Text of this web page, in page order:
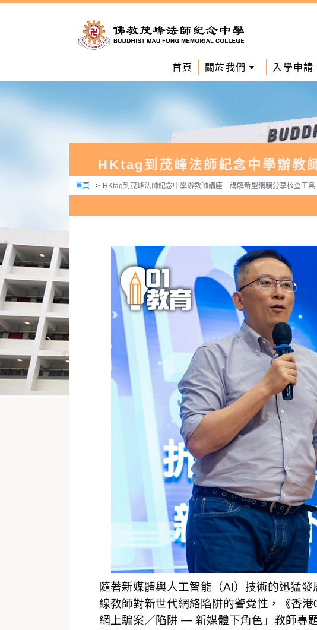
首頁 關於我們 入學申請
HKtag到茂峰法師紀念中學辦教
首頁 HKtag到茂峰法師紀念中學辦教師講座 講解新型網騙分享核查工具
隨著新媒體與人工智能（AI）技術的迅猛
線教師對新世代網絡陷阱的警覺性，《香
網上騙案／陷阱 — 新媒體下角色」教師專